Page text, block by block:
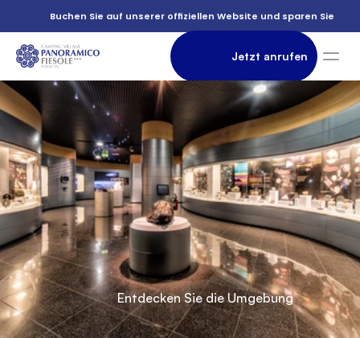
          Buchen Sie auf unserer offiziellen Website und sparen Sie
                Jetzt anrufen
               Unterkunft
di
Wissenschaft
          Entdecken Sie die Umgebung